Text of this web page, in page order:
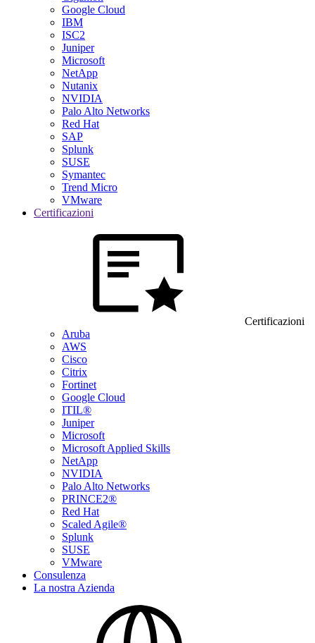
Google Cloud
IBM
ISC2
Juniper
Microsoft
NetApp
Nutanix
NVIDIA
Palo Alto Networks
Red Hat
SAP
Splunk
SUSE
Symantec
Trend Micro
VMware
Certificazioni
Certificazioni
Aruba
AWS
Cisco
Citrix
Fortinet
Google Cloud
ITIL®
Juniper
Microsoft
Microsoft Applied Skills
NetApp
NVIDIA
Palo Alto Networks
PRINCE2®
Red Hat
Scaled Agile®
Splunk
SUSE
VMware
Consulenza
La nostra Azienda